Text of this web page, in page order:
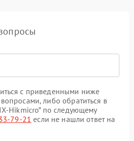
с приведенными ниже
либо обратиться в
Hikmicro” по следующему
79-21 если не нашли ответ на